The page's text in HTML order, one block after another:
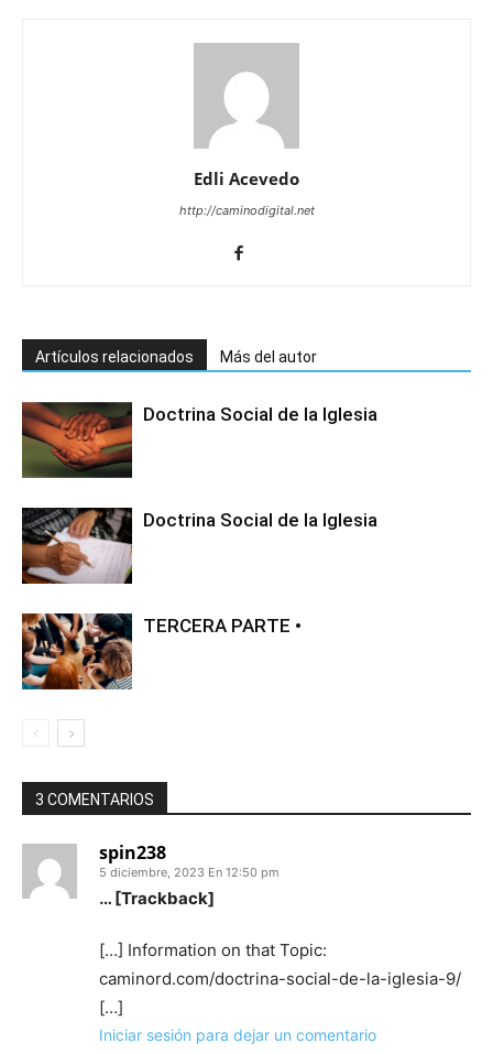
Edli Acevedo
http://caminodigital.net
Artículos relacionados Más del autor
Doctrina Social de la Iglesia
Doctrina Social de la Iglesia
TERCERA PARTE •
3 COMENTARIOS
spin238
5 diciembre, 2023 En 12:50 pm
… [Trackback]
[…] Information on that Topic:
caminord.com/doctrina-social-de-la-iglesia-9/
[…]
Iniciar sesión para dejar un comentario